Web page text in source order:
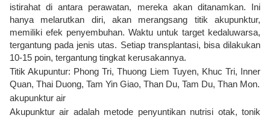
istirahat di antara perawatan, mereka akan ditanamkan. Ini
hanya melarutkan diri, akan merangsang titik akupunktur,
memiliki efek penyembuhan. Waktu untuk target kedaluwarsa,
tergantung pada jenis utas. Setiap transplantasi, bisa dilakukan
10-15 poin, tergantung tingkat kerusakannya.
Titik Akupuntur: Phong Tri, Thuong Liem Tuyen, Khuc Tri, Inner
Quan, Thai Duong, Tam Yin Giao, Than Du, Tam Du, Than Mon.
akupunktur air
Akupunktur air adalah metode penyuntikan nutrisi otak, tonik